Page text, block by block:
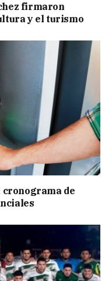
firmaron
y el turismo
de